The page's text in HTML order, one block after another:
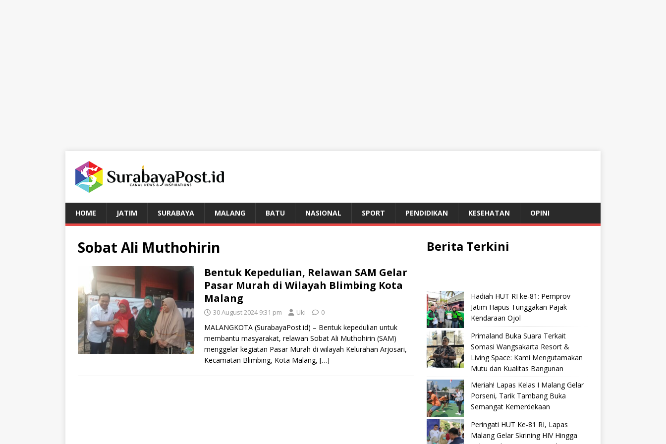
HOME JATIM SURABAYA MALANG BATU NASIONAL SPORT PENDIDIKAN KESEHATAN OPINI
Sobat Ali Muthohirin
Bentuk Kepedulian, Relawan SAM Gelar
Pasar Murah di Wilayah Blimbing Kota
Malang
30 August 2024 9:31 pm Uki 0
MALANGKOTA (SurabayaPost.id) – Bentuk kepedulian untuk
membantu masyarakat, relawan Sobat Ali Muthohirin (SAM)
menggelar kegiatan Pasar Murah di wilayah Kelurahan Arjosari,
Kecamatan Blimbing, Kota Malang, […]
Berita Terkini
Hadiah HUT RI ke-81: Pemprov
Jatim Hapus Tunggakan Pajak
Kendaraan Ojol
Primaland Buka Suara Terkait
Somasi Wangsakarta Resort &
Living Space: Kami Mengutamakan
Mutu dan Kualitas Bangunan
Meriah! Lapas Kelas I Malang Gelar
Porseni, Tarik Tambang Buka
Semangat Kemerdekaan
Peringati HUT Ke-81 RI, Lapas
Malang Gelar Skrining HIV Hingga